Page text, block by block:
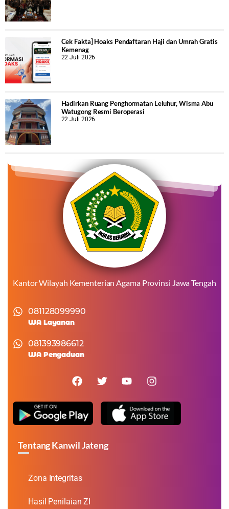
Cek Fakta] Hoaks Pendaftaran Haji dan Umrah Gratis
Kemenag
22 Juli 2026
Hadirkan Ruang Penghormatan Leluhur, Wisma Abu
Watugong Resmi Beroperasi
22 Juli 2026
Kantor Wilayah Kementerian Agama Provinsi Jawa Tengah
081128099990
WA Layanan
081393986612
WA Pengaduan
Tentang Kanwil Jateng
Zona Integritas
Hasil Penilaian ZI